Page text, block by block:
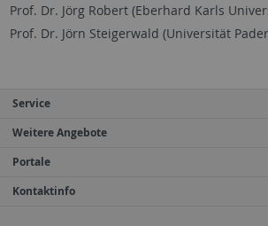
Prof. Dr. Jörg Robert (Eberhard Karls
Prof. Dr. Jörn Steigerwald (Universität
Service
Weitere Angebote
Portale
Kontaktinfo